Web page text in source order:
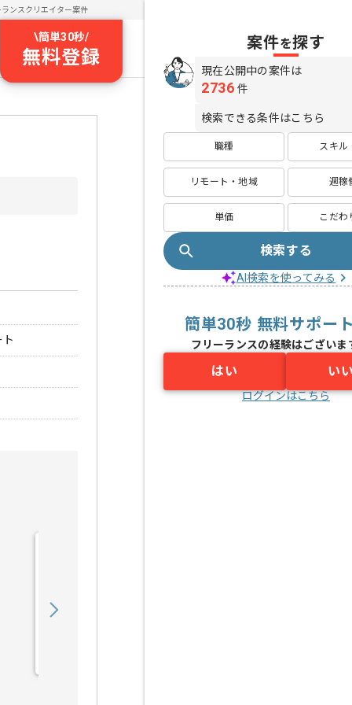
ランスクリエイター案件
\簡単30秒/
無料登録
案件を探す
現在公開中の案件は
2736 件
検索できる条件はこちら
職種 スキル
リモート・地域 週稼
単価 こだわ
検索する
AI検索を使ってみる
簡単30秒 無料サポー
フリーランスの経験はございま
はい い
ログインはこちら